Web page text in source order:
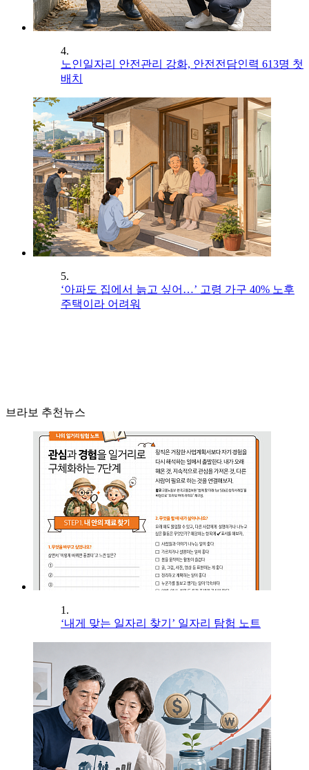
4.
노인일자리 안전관리 강화, 안전전담인력 613명 첫
배치
5.
‘아파도 집에서 늙고 싶어…’ 고령 가구 40% 노후
주택이라 어려워
브라보 추천뉴스
1.
‘내게 맞는 일자리 찾기’ 일자리 탐험 노트